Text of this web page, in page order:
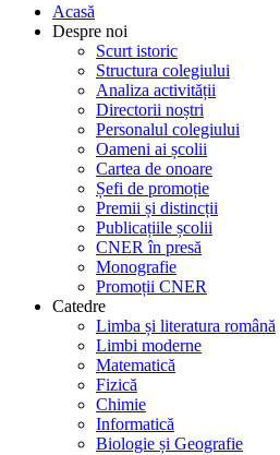
Acasă
Despre noi
Scurt istoric
Structura colegiului
Analiza activității
Directorii noștri
Personalul colegiului
Oameni ai școlii
Cartea de onoare
Șefi de promoție
Premii și distincții
Publicațiile școlii
CNER în presă
Monografie
Promoții CNER
Catedre
Limba și literatura română
Limbi moderne
Matematică
Fizică
Chimie
Informatică
Biologie și Geografie